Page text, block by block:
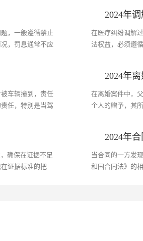
，一般遵循禁止
，罚息通常不应
2024年
在医疗纠纷调解
法权益，必须遵
车辆撞到，责任
任，特别是当驾
2024年
在离婚案件中，
个人的赠予，其
确保在证据不足
证据标准的把
2024年
当合同的一方发
和国合同法》的